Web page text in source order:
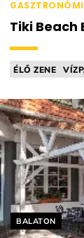
Tiki Beach
ÉLŐ ZENE
Helyszín
BALATON